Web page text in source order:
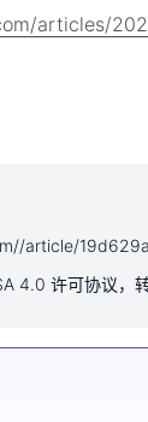
articles/
article/
4.0 许可协议，